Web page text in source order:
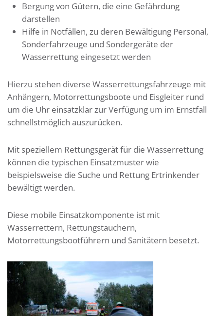
Bergung von Gütern, die eine Gefährdung
darstellen
Hilfe in Notfällen, zu deren Bewältigung Personal,
Sonderfahrzeuge und Sondergeräte der
Wasserrettung eingesetzt werden
Hierzu stehen diverse Wasserrettungsfahrzeuge mit
Anhängern, Motorrettungsboote und Eisgleiter rund
um die Uhr einsatzklar zur Verfügung um im Ernstfall
schnellstmöglich auszurücken.
Mit speziellem Rettungsgerät für die Wasserrettung
können die typischen Einsatzmuster wie
beispielsweise die Suche und Rettung Ertrinkender
bewältigt werden.
Diese mobile Einsatzkomponente ist mit
Wasserrettern, Rettungstauchern,
Motorrettungsbootführern und Sanitätern besetzt.